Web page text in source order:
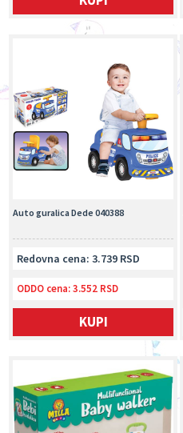
Auto guralica Dede 040388
Redovna cena: 3.739 RSD
ODDO cena:3.552 RSD
KUPI